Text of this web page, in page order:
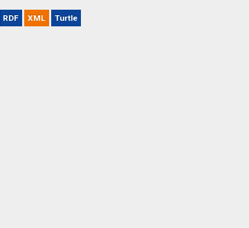
RDF XML Turtle